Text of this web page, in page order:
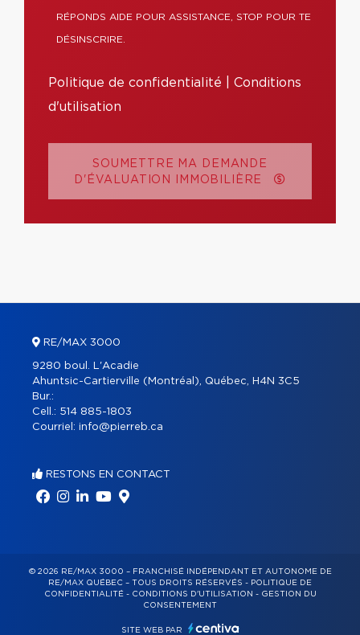
RÉPONDS AIDE POUR ASSISTANCE, STOP POUR TE
DÉSINSCRIRE.
Politique de confidentialité
Conditions
d'utilisation
SOUMETTRE MA DEMANDE
D'ÉVALUATION IMMOBILIÈRE
RE/MAX 3000
9280 boul. L'Acadie
Ahuntsic-Cartierville (Montréal), Québec, H4N 3C5
Bur.:
Cell.: 514 885-1803
Courriel: info@pierreb.ca
RESTONS EN CONTACT
© 2026 RE/MAX 3000 – FRANCHISÉ INDÉPENDANT ET AUTONOME DE
RE/MAX QUÉBEC – TOUS DROITS RÉSERVÉS - POLITIQUE DE
CONFIDENTIALITÉ- CONDITIONS D'UTILISATION - GESTION DU
CONSENTEMENT
SITE WEB PAR